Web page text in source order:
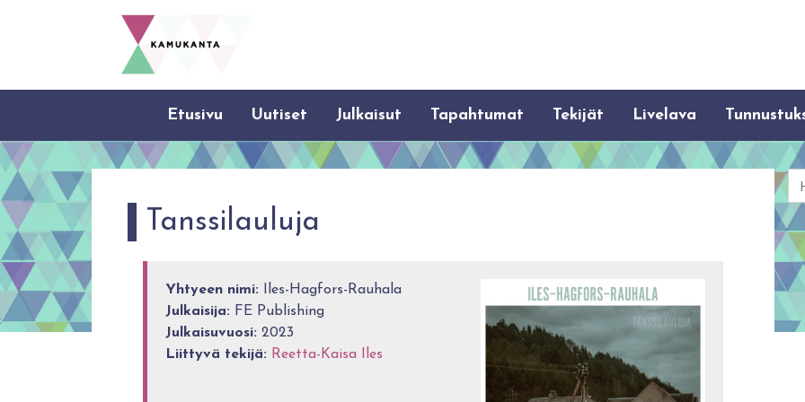
Etusivu Uutiset Julkaisut Tapahtumat Tekijät Livelava
Tanssilauluja
Yhtyeen nimi: Iles-Hagfors-Rauhala
Julkaisija: FE Publishing
Julkaisuvuosi: 2023
Liittyvä tekijä: Reetta-Kaisa Iles